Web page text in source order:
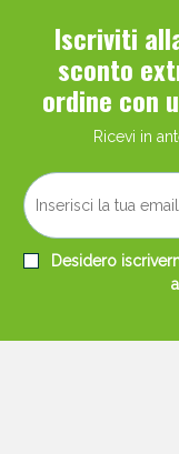
Iscriviti
sconto
ordine con
Ricevi in
Desidero